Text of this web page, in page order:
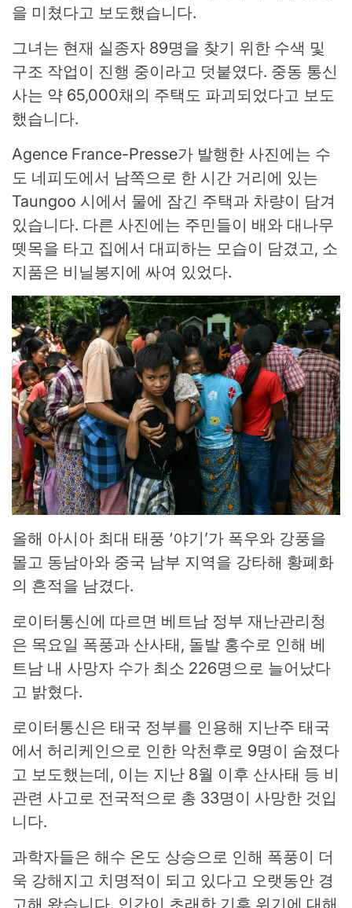
을 미쳤다고 보도했습니다.
그녀는 현재 실종자 89명을 찾기 위한 수색 및
구조 작업이 진행 중이라고 덧붙였다. 중동 통신
사는 약 65,000채의 주택도 파괴되었다고 보도
했습니다.
Agence France-Presse가 발행한 사진에는 수
도 네피도에서 남쪽으로 한 시간 거리에 있는
Taungoo 시에서 물에 잠긴 주택과 차량이 담겨
있습니다. 다른 사진에는 주민들이 배와 대나무
뗏목을 타고 집에서 대피하는 모습이 담겼고, 소
지품은 비닐봉지에 싸여 있었다.
올해 아시아 최대 태풍 ‘야기’가 폭우와 강풍을
몰고 동남아와 중국 남부 지역을 강타해 황폐화
의 흔적을 남겼다.
로이터통신에 따르면 베트남 정부 재난관리청
은 목요일 폭풍과 산사태, 돌발 홍수로 인해 베
트남 내 사망자 수가 최소 226명으로 늘어났다
고 밝혔다.
로이터통신은 태국 정부를 인용해 지난주 태국
에서 허리케인으로 인한 악천후로 9명이 숨졌다
고 보도했는데, 이는 지난 8월 이후 산사태 등 비
관련 사고로 전국적으로 총 33명이 사망한 것입
니다.
과학자들은 해수 온도 상승으로 인해 폭풍이 더
욱 강해지고 치명적이 되고 있다고 오랫동안 경
고해 왔습니다. 인간이 초래한 기후 위기에 대해